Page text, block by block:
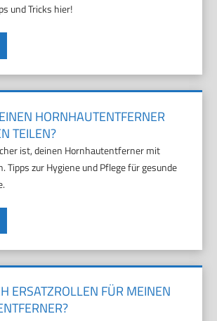
und Tricks hier!
HORNHAUTENTFERNER
TEILEN?
ist, deinen Hornhautentferner mit
Tipps zur Hygiene und Pflege für gesunde
ERSATZROLLEN FÜR MEINEN